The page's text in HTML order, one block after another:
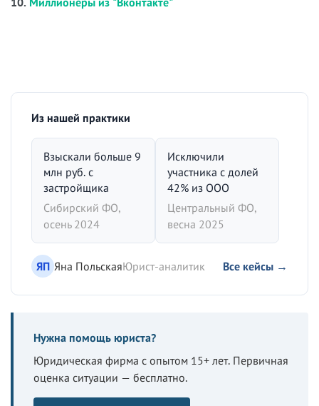
Из нашей практики
Взыскали больше 9
млн руб. с
застройщика
Сибирский ФО,
осень 2024
Исключили
участника с долей
42% из ООО
Центральный ФО,
весна 2025
ЯП Яна ПольскаяЮрист-аналитик Все кейсы →
Нужна помощь юриста?
Юридическая фирма с опытом 15+ лет. Первичная
оценка ситуации — бесплатно.